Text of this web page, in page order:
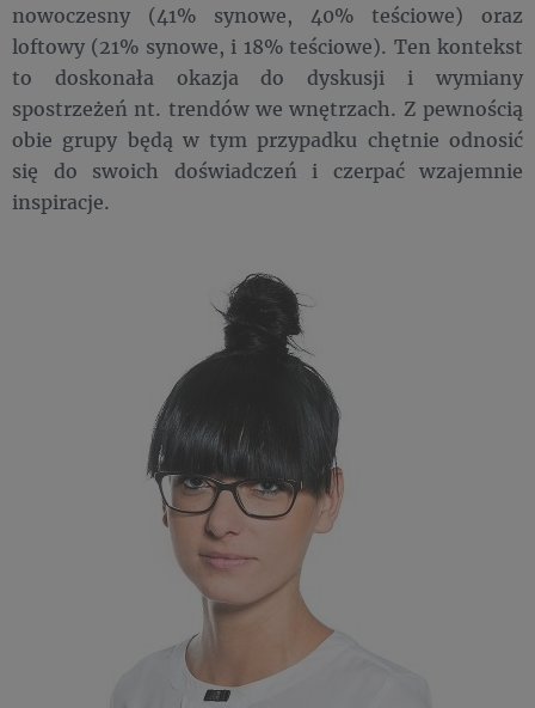
nowoczesny (41% synowe, 40% teściowe) oraz
loftowy (21% synowe, i 18% teściowe). Ten kontekst
to doskonała okazja do dyskusji i wymiany
spostrzeżeń nt. trendów we wnętrzach. Z pewnością
obie grupy będą w tym przypadku chętnie odnosić
się do swoich doświadczeń i czerpać wzajemnie
inspiracje.